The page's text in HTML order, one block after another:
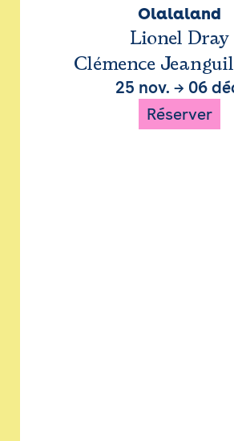
Olalaland
Lionel Dray
Clémence
25 nov. → 06
Réserver